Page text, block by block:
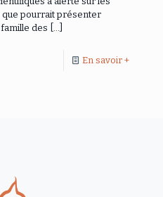
que pourrait présenter
des
En savoir +